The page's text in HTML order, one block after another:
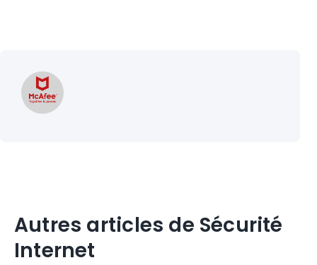
Autres articles de Sécurité
Internet